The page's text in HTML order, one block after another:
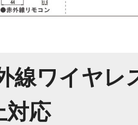
線ワイヤレ
応